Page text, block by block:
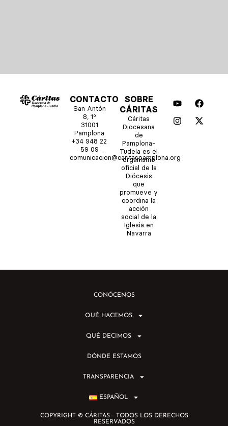
CONTACTO
San Antón
8, 1º
31001
Pamplona
+34 948 22
59 09
comunicacion@caritaspamplona.org
SOBRE
CÁRITAS
Cáritas
Diocesana
de
Pamplona-
Tudela es el
organismo
oficial de la
Diócesis
que
promueve y
coordina la
acción
social de la
Iglesia en
Navarra
Y
o
u
t
F
a
c
e
I
n
s
t
a
X
-
t
w
CONÓCENOS
QUÉ HACEMOS
QUÉ DECIMOS
DÓNDE ESTAMOS
TRANSPARENCIA
ESPAÑOL
COPYRIGHT © CÁRITAS - TODOS LOS DERECHOS
RESERVADOS